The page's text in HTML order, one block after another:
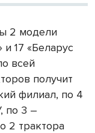
2 модели
и 17 «Беларус
всей
получит
филиал, по 4
по 3 –
2 трактора